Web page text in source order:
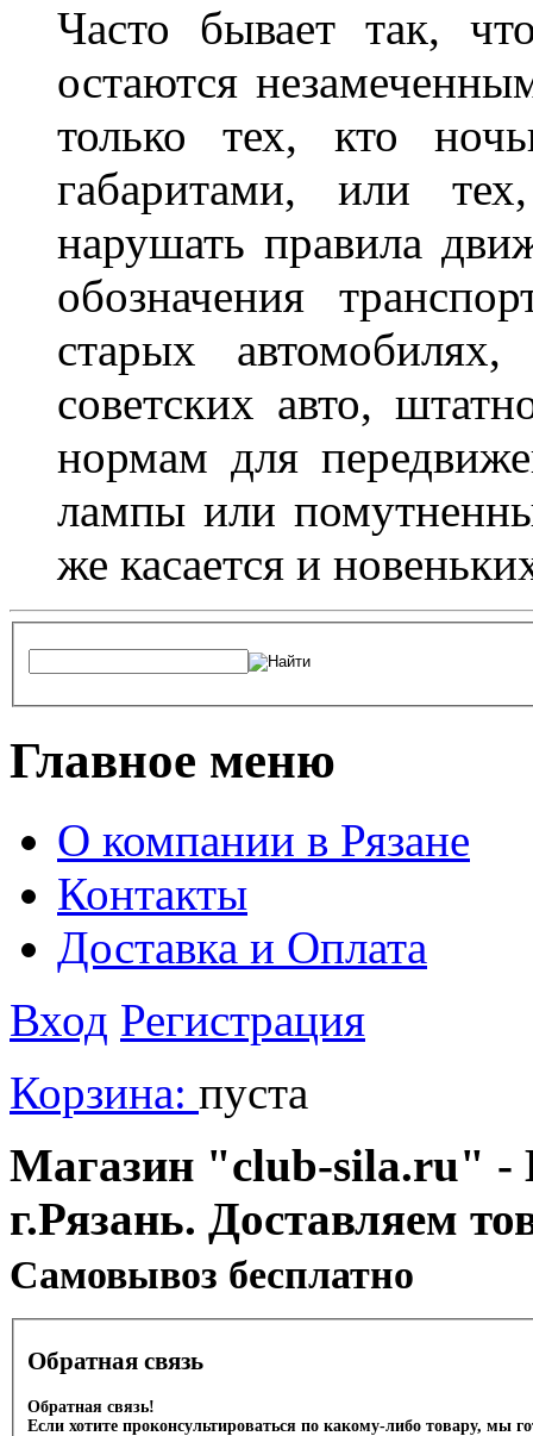
Часто бывает так,
остаются
только тех, кто
габаритами, или
нарушать правила
обозначения
старых
советских авто,
нормам для
лампы или
же касается и
Главное меню
О компании в Рязане
Контакты
Доставка и Оплата
Вход Регистрация
Корзина: пуста
Магазин "club-sila.ru" -
г.Рязань. Доставляем
Cамовывоз бесплатно
Обратная связь
Обратная связь!
Если хотите проконсультироваться по какому-либо товару, мы